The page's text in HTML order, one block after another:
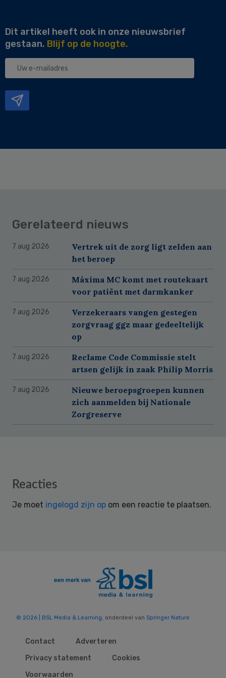
Dit artikel heeft ook in onze nieuwsbrief
gestaan. Blijf op de hoogte.
Uw
Gerelateerd nieuws
7 aug 2026
Vertrek uit de zorg ligt zelden aan
het beroep
7 aug 2026
Máxima MC komt met routekaart
voor patiënt met darmkanker
7 aug 2026
Verzekeraars vangen gestegen
zorgvraag ggz maar gedeeltelijk
op
7 aug 2026
Reclame Code Commissie stelt
artsen gelijk in zaak Philip Morris
7 aug 2026
Nieuwe beroepsgroepen kunnen
zich aanmelden bij Nationale
Zorgreserve
Reader
Reacties
Je moet ingelogd zijn op om een reactie te plaatsen.
© 2026 | BSL Media & Learning , onderdeel van Springer Nature
Contact
Adverteren
Privacy statement
Cookies
Voorwaarden